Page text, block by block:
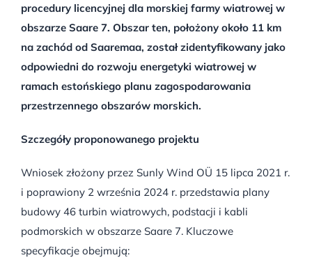
procedury licencyjnej dla morskiej farmy wiatrowej w
obszarze Saare 7. Obszar ten, położony około 11 km
na zachód od Saaremaa, został zidentyfikowany jako
odpowiedni do rozwoju energetyki wiatrowej w
ramach estońskiego planu zagospodarowania
przestrzennego obszarów morskich.
Szczegóły proponowanego projektu
Wniosek złożony przez Sunly Wind OÜ 15 lipca 2021 r.
i poprawiony 2 września 2024 r. przedstawia plany
budowy 46 turbin wiatrowych, podstacji i kabli
podmorskich w obszarze Saare 7. Kluczowe
specyfikacje obejmują: